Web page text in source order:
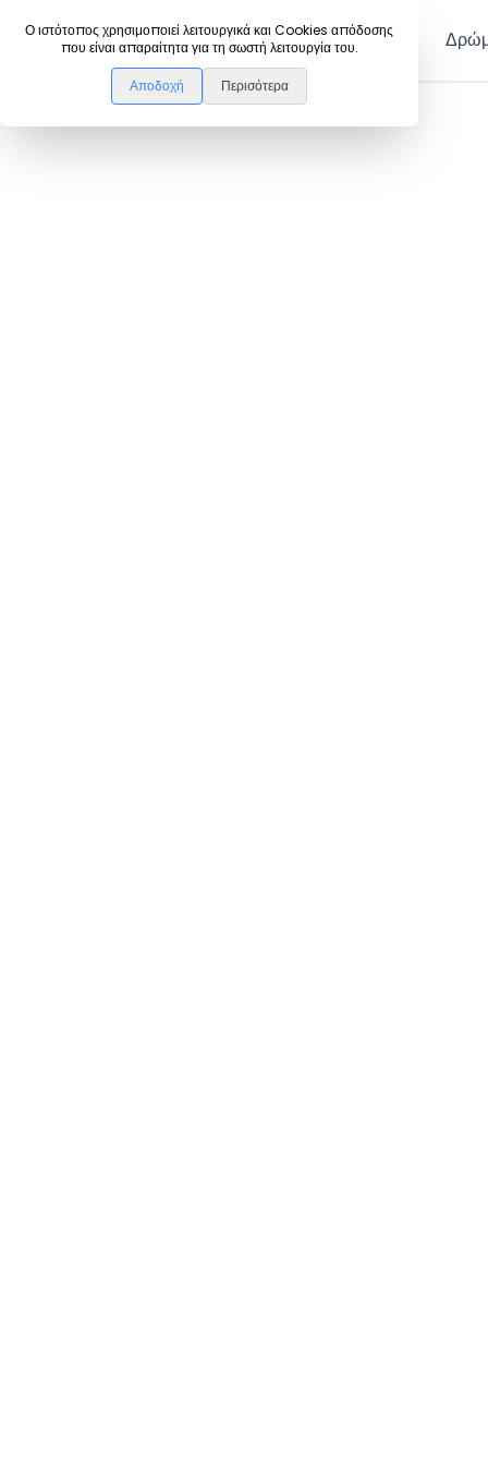
Ο ιστότοπος χρησιμοποιεί λειτουργικά και Cookies απόδοσης
που είναι απαραίτητα για τη σωστή λειτουργία του.
Αποδοχή Περισότερα
DanceLink Μέλη